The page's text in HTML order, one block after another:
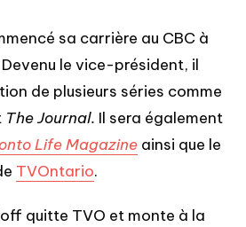
sa carrière au CBC à
le vice-président, il
de plusieurs séries comme
The Journal. Il sera également
Life Magazine ainsi que le
TVOntario.
quitte TVO et monte à la